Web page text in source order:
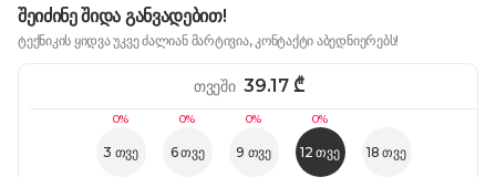
შეიძინე შიდა განვადებით!
ტექნიკის ყიდვა უკვე ძალიან მარტივია, კონტაქტი აბედნიერებს!
0%
3 თვე
0%
6 თვე
0%
9 თვე
0%
12 თვე 18 თვე
თვეში 39.17 ₾